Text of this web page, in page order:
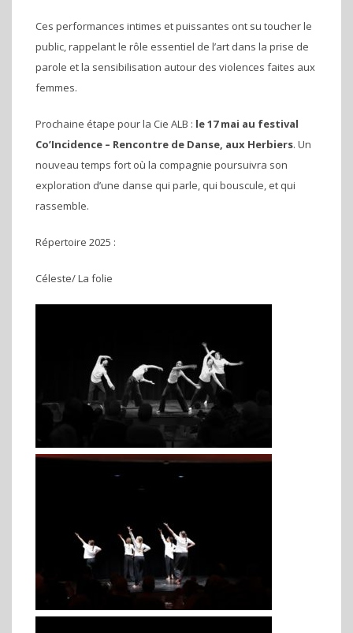
Ces performances intimes et puissantes ont su toucher le
public, rappelant le rôle essentiel de l’art dans la prise de
parole et la sensibilisation autour des violences faites aux
femmes.
Prochaine étape pour la Cie ALB : le 17 mai au festival
Co’Incidence – Rencontre de Danse, aux Herbiers. Un
nouveau temps fort où la compagnie poursuivra son
exploration d’une danse qui parle, qui bouscule, et qui
rassemble.
Répertoire 2025 :
Céleste/ La folie